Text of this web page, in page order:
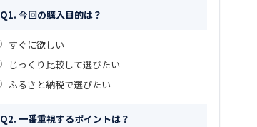
Q1. 今回の購入目的は？
すぐに欲しい
じっくり比較して選びたい
ふるさと納税で選びたい
Q2. 一番重視するポイントは？